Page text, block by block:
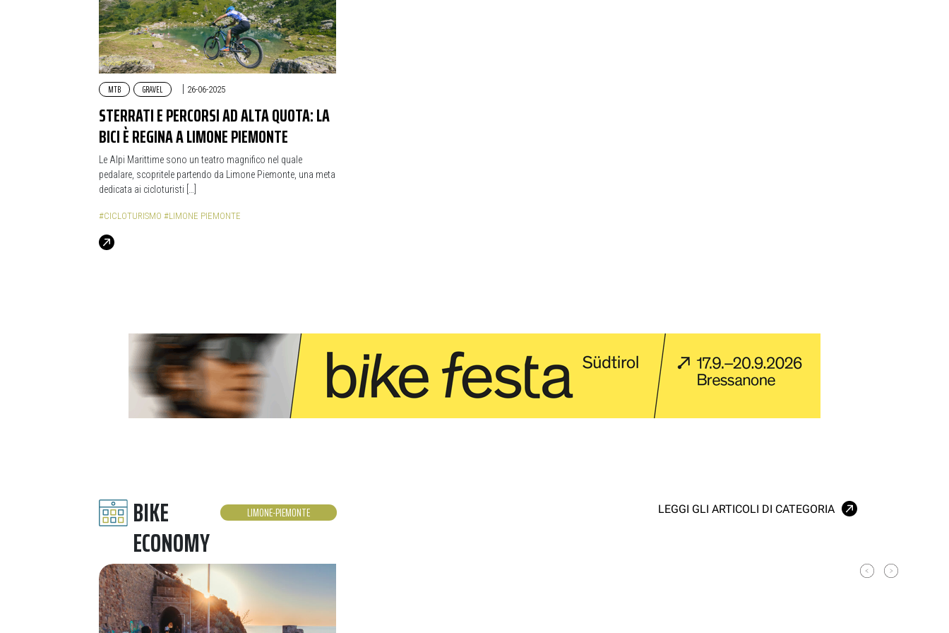
MTB GRAVEL | 26-06-2025
STERRATI E PERCORSI AD ALTA QUOTA: LA
BICI È REGINA A LIMONE PIEMONTE
Le Alpi Marittime sono un teatro magnifico nel quale
pedalare, scopritele partendo da Limone Piemonte, una meta
dedicata ai cicloturisti […]
#CICLOTURISMO #LIMONE PIEMONTE
BIKE
ECONOMY
LIMONE-PIEMONTE LEGGI GLI ARTICOLI DI CATEGORIA